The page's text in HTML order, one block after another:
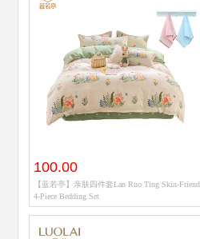
100.00
【蓝若亭】亲肤四件套Lan Ruo Ting Skin-
4-Piece Bedding Set